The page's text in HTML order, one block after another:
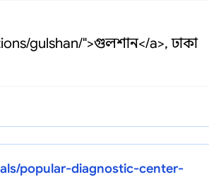
gulshan/">গুলশান</a>, ঢাকা
popular-diagnostic-center-